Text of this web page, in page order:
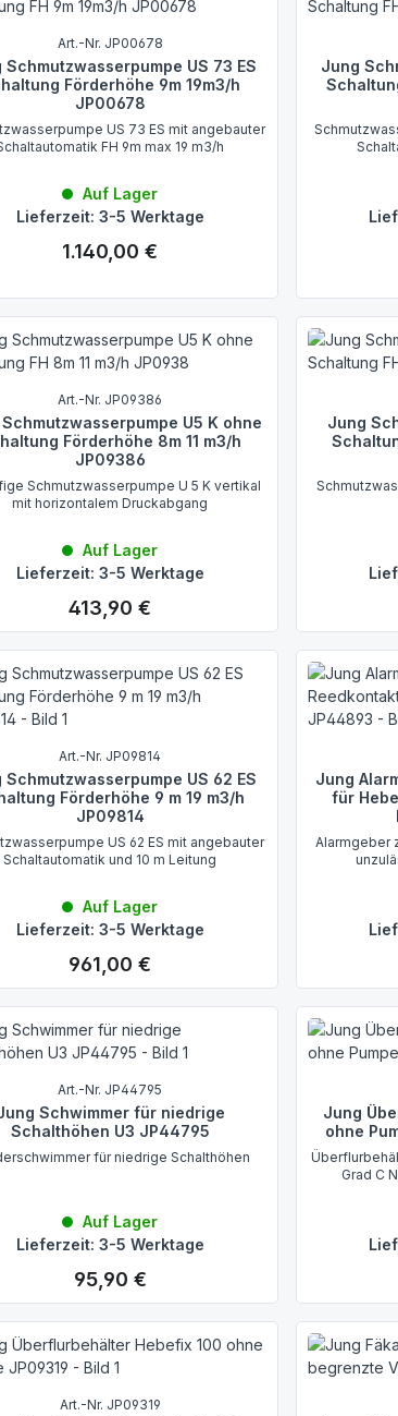
Art.-Nr. JP00678
Schmutzwasserpumpe US 73 ES
Förderhöhe 9m 19m3/h
JP00678
US 73 ES mit angebauter
FH 9m max 19 m3/h
Auf Lager
Lieferzeit: 3-5 Werktage
Regulärer Preis:
1.140,00 €
Jung
Art.-Nr. JP09386
U5 K ohne
Förderhöhe 8m 11 m3/h
JP09386
Schmutzwasserpumpe U 5 K vertikal
mit horizontalem Druckabgang
Auf Lager
Lieferzeit: 3-5 Werktage
Regulärer Preis:
413,90 €
Jung
Art.-Nr. JP09814
Schmutzwasserpumpe US 62 ES
Förderhöhe 9 m 19 m3/h
JP09814
US 62 ES mit angebauter
Schaltautomatik und 10 m Leitung
Auf Lager
Lieferzeit: 3-5 Werktage
Regulärer Preis:
961,00 €
Jung
für
Alarmgeber
Art.-Nr. JP44795
Schwimmer für niedrige
Schalthöhen U3 JP44795
für niedrige Schalthöhen
Auf Lager
Lieferzeit: 3-5 Werktage
Regulärer Preis:
95,90 €
Jung
ohne
Grad C
Art.-Nr. JP09319